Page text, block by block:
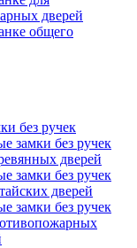
дверей
общего
без ручек
замки без ручек
дверей
замки без ручек
дверей
замки без ручек